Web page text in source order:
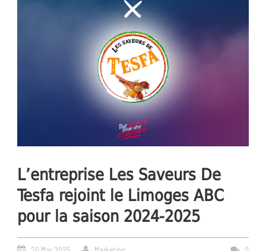
L’entreprise Les Saveurs De
Tesfa rejoint le Limoges ABC
pour la saison 2024-2025